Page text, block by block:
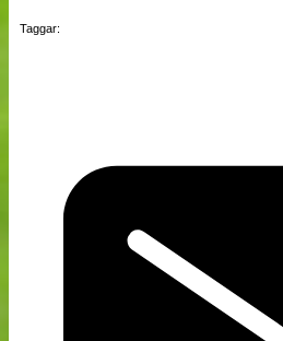
Taggar: